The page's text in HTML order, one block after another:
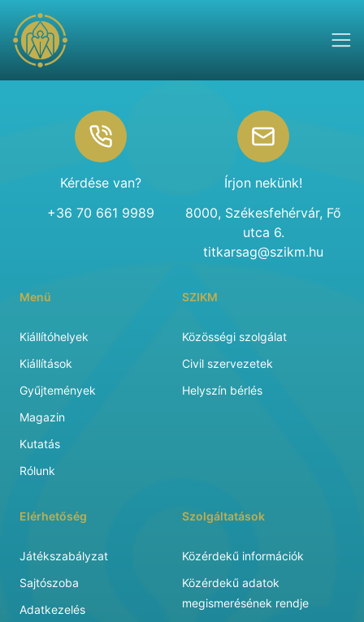
Kérdése van?
+36 70 661 9989
Írjon nekünk!
8000, Székesfehérvár, Fő
utca 6.
titkarsag@szikm.hu
Menü
Kiállítóhelyek
Kiállítások
Gyűjtemények
Magazin
Kutatás
Rólunk
SZIKM
Közösségi szolgálat
Civil szervezetek
Helyszín bérlés
Elérhetőség
Játékszabályzat
Sajtószoba
Adatkezelés
Szolgáltatások
Közérdekű információk
Közérdekű adatok
megismerésének rendje